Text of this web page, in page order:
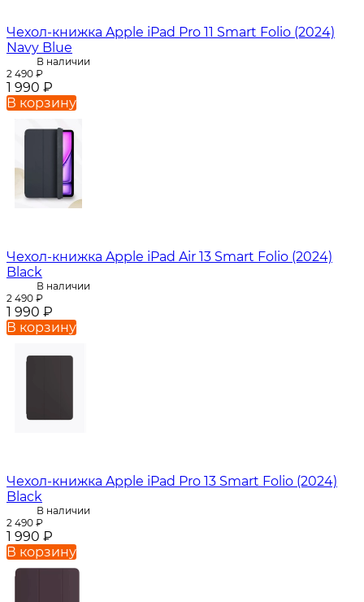
Чехол-книжка Apple iPad Pro 11 Smart Folio (2024)
Navy Blue
В наличии
2 490 ₽
1 990 ₽
В корзину
Чехол-книжка Apple iPad Air 13 Smart Folio (2024)
Black
В наличии
2 490 ₽
1 990 ₽
В корзину
Чехол-книжка Apple iPad Pro 13 Smart Folio (2024)
Black
В наличии
2 490 ₽
1 990 ₽
В корзину